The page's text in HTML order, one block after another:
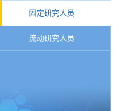
固定研究人员
流动研究人员